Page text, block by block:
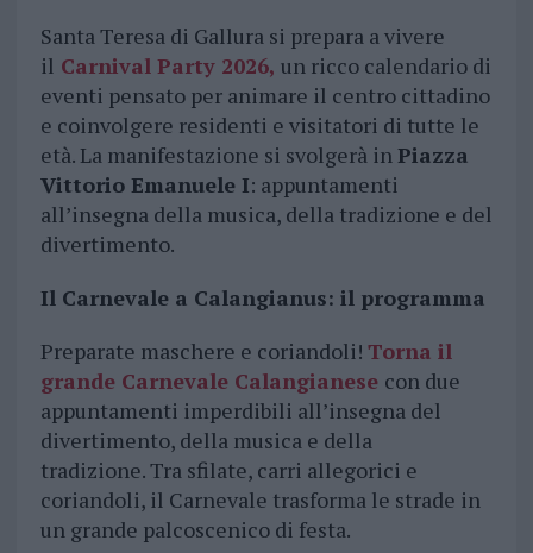
Santa Teresa di Gallura si prepara a vivere
il Carnival Party 2026, un ricco calendario di
eventi pensato per animare il centro cittadino
e coinvolgere residenti e visitatori di tutte le
età. La manifestazione si svolgerà inPiazza
Vittorio Emanuele I: appuntamenti
all’insegna della musica, della tradizione e del
divertimento.
Il Carnevale a Calangianus: il programma
Preparate maschere e coriandoli! Torna il
grande Carnevale Calangianese con due
appuntamenti imperdibili all’insegna del
divertimento, della musica e della
tradizione. Tra sfilate, carri allegorici e
coriandoli, il Carnevale trasforma le strade in
un grande palcoscenico di festa.